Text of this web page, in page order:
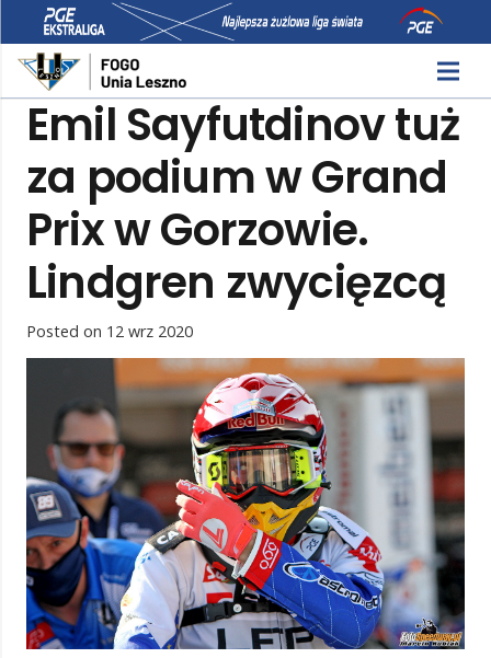
Emil Sayfutdinov tuż
za podium w Grand
Prix w Gorzowie.
Lindgren zwycięzcą
Posted on 12 wrz 2020